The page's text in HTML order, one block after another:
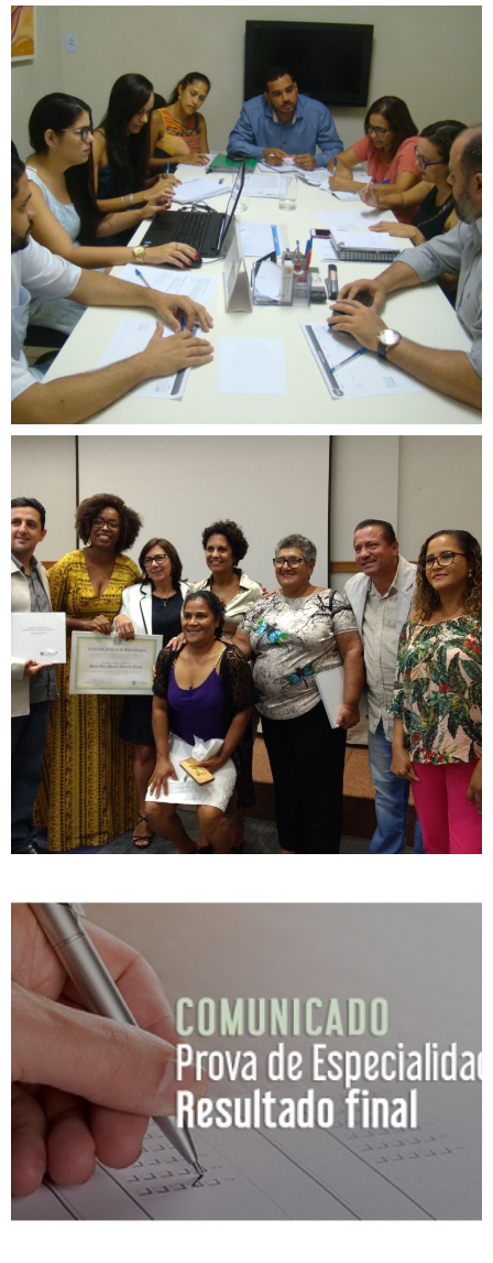
Reunião de conselheiros
define câmaras técnicas do
CREFITO-7
CREFITO-7 participa de
cerimônia de diplomação dos
conselheiros e da nova
diretoria do COREN-BA
Divulgado o resultado final
da Prova de Especialidades
do COFFITO